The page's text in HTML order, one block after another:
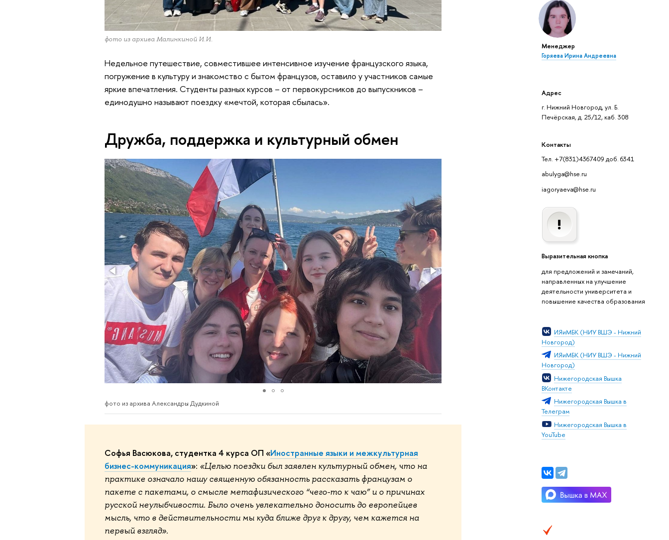
Менеджер
Горяева Ирина Андреевна
Адрес
г. Нижний Новгород, ул. Б.
Печёрская, д. 25/12, каб. 308
Контакты
Тел. +7(831)4367409 доб. 6341
abulyga@hse.ru
iagoryaeva@hse.ru
Выразительная кнопка
для предложений и замечаний,
направленных на улучшение
деятельности университета и
повышение качества образования
ИЯиМБК (НИУ ВШЭ - Нижний
Новгород)
ИЯиМБК (НИУ ВШЭ - Нижний
Новгород)
Нижегородская Вышка
ВКонтакте
Нижегородская Вышка в
Телеграм
Нижегородская Вышка в
YouTube
фото из архива Малинкиной И.И.
Недельное путешествие, совместившее интенсивное изучение французского языка,
погружение в культуру и знакомство с бытом французов, оставило у участников самые
яркие впечатления. Студенты разных курсов – от первокурсников до выпускников –
единодушно называют поездку «мечтой, которая сбылась».
Дружба, поддержка и культурный обмен
фото из архива Александры Дудкиной
Софья Васюкова, студентка 4 курса ОП «Иностранные языки и межкультурная
бизнес-коммуникация»: «Целью поездки был заявлен культурный обмен, что на
практике означало нашу священную обязанность рассказать французам о
пакете с пакетами, о смысле метафизического “чего-то к чаю” и о причинах
русской неулыбчивости. Было очень увлекательно доносить до европейцев
мысль, что в действительности мы куда ближе друг к другу, чем кажется на
первый взгляд».